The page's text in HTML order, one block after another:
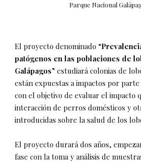
Parque Nacional
El proyecto denominado “
patógenos en las poblaciones de
Galápagos” estudiará colonias de
están expuestas a impactos por
con el objetivo de evaluar el impacto
interacción de perros domésticos y
introducidas sobre la salud de los
El proyecto durará dos años,
fase con la toma y análisis de